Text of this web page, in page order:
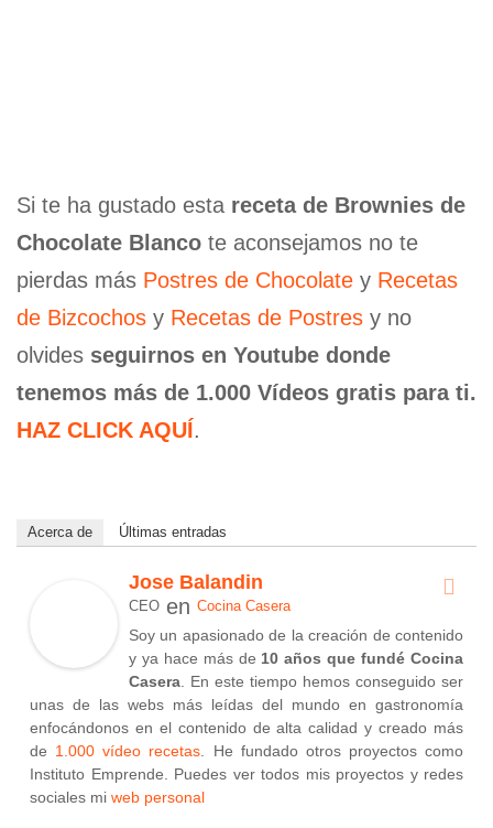
Si te ha gustado esta receta de Brownies de
Chocolate Blanco te aconsejamos no te
pierdas más Postres de Chocolate y Recetas
de Bizcochos y Recetas de Postres y no
olvides seguirnos en Youtube donde
tenemos más de 1.000 Vídeos gratis para ti.
HAZ CLICK AQUÍ.
Acerca de Últimas entradas
Jose Balandin
CEO en Cocina Casera
Soy un apasionado de la creación de contenido
y ya hace más de 10 años que fundé Cocina
Casera . En este tiempo hemos conseguido ser
unas de las webs más leídas del mundo en gastronomía
enfocándonos en el contenido de alta calidad y creado más
de 1.000 vídeo recetas . He fundado otros proyectos como
Instituto Emprende. Puedes ver todos mis proyectos y redes
sociales mi web personal